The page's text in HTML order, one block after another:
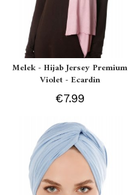
Melek - Hijab Jersey Premium
Violet - Ecardin
€7.99